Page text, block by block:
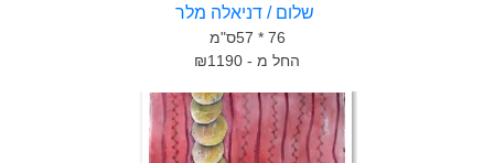
שלום / דניאלה מלר
76 * 57ס"מ
החל מ - ₪1190